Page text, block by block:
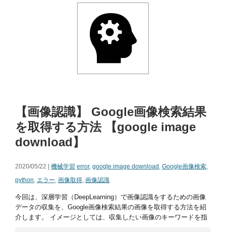
【画像認識】 Google画像検索結果
を取得する方法 【google image
download】
2020/05/22 | 機械学習 error, google image download , Google画像検索,
python, エラー, 画像取得, 画像認識
今回は、深層学習（DeepLearning）で画像認識をするための画像
データの収集を、Google画像検索結果の画像を取得する方法を紹
介します。 イメージとしては、収集したい画像のキーワードを指